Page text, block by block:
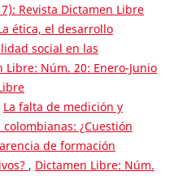
Revista Dictamen Libre
ética, el desarrollo
social en las
Libre: Núm. 20: Enero-Junio
La falta de medición y
¿Cuestión
de formación
, Dictamen Libre: Núm.